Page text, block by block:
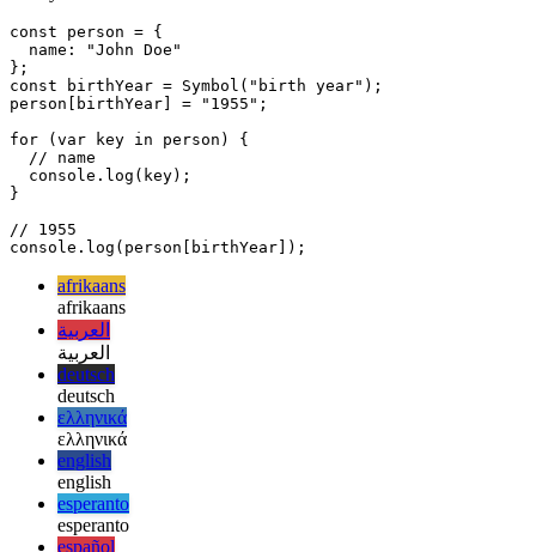
eiendom by hierdie voorwerp voeg wat die persoon se geboortejaar
stoor, maar jy wil nie hê dat hierdie eienskap optelbaar moet wees
nie. Jy kan dit doen met 'n simbool:
const person = {
  name: "John Doe"
const birthYear = Symbol("birth year");
person[birthYear] = "1955";
for (var key in person) {
  // name
  console.log(key);
// 1955
afrikaans
afrikaans
العربية
العربية
deutsch
deutsch
ελληνικά
ελληνικά
english